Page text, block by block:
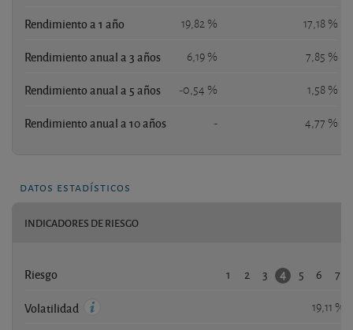
Rendimiento a 1 año 19,82 % 17,18 %
Rendimiento anual a 3 años 6,19 % 7,85 %
Rendimiento anual a 5 años -0,54 % 1,58 %
Rendimiento anual a 10 años - 4,77 %
datos estadísticos
INDICADORES DE RIESGO
Riesgo 1 2 3 4 5 6 7
Volatilidad 19,11 %